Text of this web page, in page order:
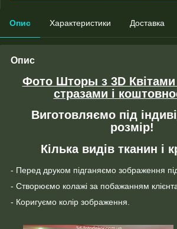
Опис Характеристики Доставка
Опис
Фото Шторы з 3D
стразами і
Виготовляємо під
розмір!
Кілька видів тканин і
- Перед друком підганяємо зображення під
- Створюємо колажі за побажанням
- Коригуємо колір зображення.